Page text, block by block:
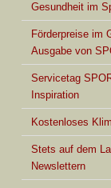
Gesundheit im
Förderpreise im
Ausgabe von
Servicetag
Inspiration
Kostenloses
Stets auf dem
Newslettern